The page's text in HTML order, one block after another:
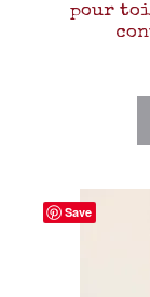
pour
Save